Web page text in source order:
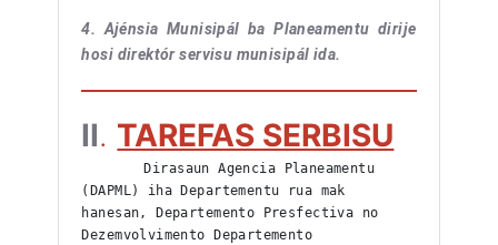
4. Ajénsia Munisipál ba Planeamentu dirije
hosi direktór servisu munisipál ida.
II. TAREFAS SERBISU
(DAPML) iha Departementu rua mak
hanesan, Departemento Presfectiva no
Dezemvolvimento Departemento